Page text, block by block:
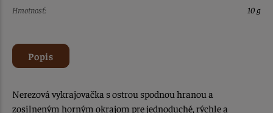
Hmotnosť:
10 g
Popis
Nerezová vykrajovačka s ostrou spodnou hranou a
zosilneným horným okrajom pre jednoduché, rýchle a